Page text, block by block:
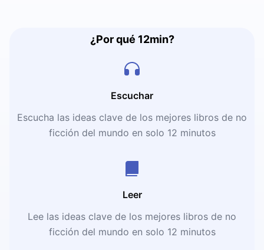
¿Por qué 12min?
Escuchar
Escucha las ideas clave de los mejores libros de no
ficción del mundo en solo 12 minutos
Leer
Lee las ideas clave de los mejores libros de no
ficción del mundo en solo 12 minutos